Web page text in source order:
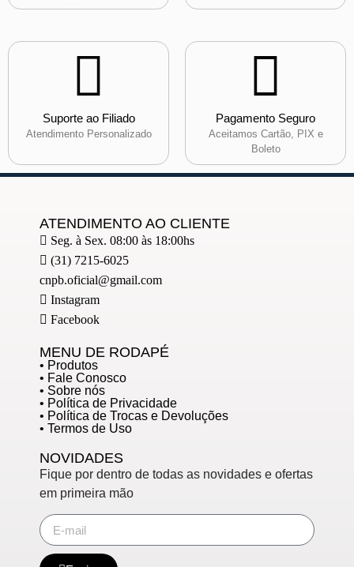
Suporte ao Filiado
Atendimento Personalizado
Pagamento Seguro
Aceitamos Cartão, PIX e
Boleto
ATENDIMENTO AO CLIENTE
Seg. à Sex. 08:00 às 18:00hs
(31) 7215-6025
cnpb.oficial@gmail.com
Instagram
Facebook
MENU DE RODAPÉ
• Produtos
• Fale Conosco
• Sobre nós
• Política de Privacidade
• Política de Trocas e Devoluções
• Termos de Uso
NOVIDADES
Fique por dentro de todas as novidades e ofertas
em primeira mão